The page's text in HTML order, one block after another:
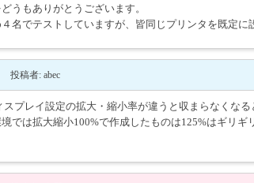
うもありがとうございます。
名でテストしていますが、皆同じプリンタを既定に
投稿者: abec
スプレイ設定の拡大・縮小率が違うと収まらなくなる
では拡大縮小100%で作成したものは125%はギリギ